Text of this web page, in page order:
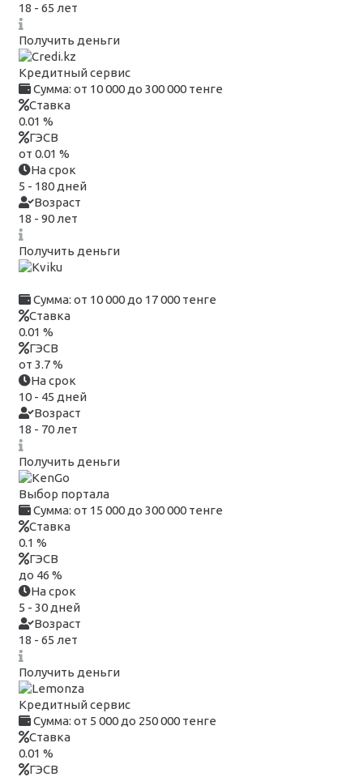
18 - 65 лет
Получить деньги
Кредитный сервис
Сумма: от 10 000 до 300 000 тенге
Ставка
0.01 %
ГЭСВ
от 0.01 %
На срок
5 - 180 дней
Возраст
18 - 90 лет
Получить деньги
Сумма: от 10 000 до 17 000 тенге
Ставка
0.01 %
ГЭСВ
от 3.7 %
На срок
10 - 45 дней
Возраст
18 - 70 лет
Получить деньги
Выбор портала
Сумма: от 15 000 до 300 000 тенге
Ставка
0.1 %
ГЭСВ
до 46 %
На срок
5 - 30 дней
Возраст
18 - 65 лет
Получить деньги
Кредитный сервис
Сумма: от 5 000 до 250 000 тенге
Ставка
0.01 %
ГЭСВ